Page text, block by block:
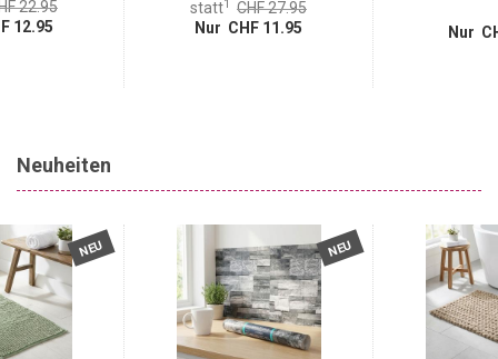
22.95
12.95
statt1
CHF 27.95
Nur CHF 11.95
Nur
Neuheiten
NEU NEU